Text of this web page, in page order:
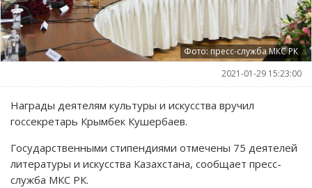
Фото: пресс-служба МКС РК
2021-01-29 15:23:00
Награды деятелям культуры и искусства вручил
госсекретарь Крымбек Кушербаев.
Государственными стипендиями отмечены 75 деятелей
литературы и искусства Казахстана, сообщает пресс-
служба МКС РК.